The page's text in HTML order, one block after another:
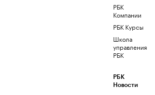
РБК
Компании
РБК Курсы
Школа
управления
РБК
РБК
Новости